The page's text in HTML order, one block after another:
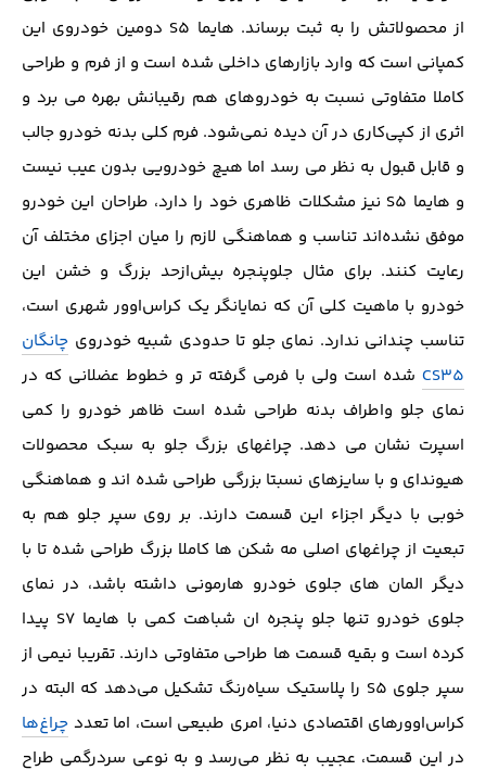
از محصولاتش را به ثبت برساند. هایما S5 دومین خودروی این
کمپانی است که وارد بازارهای داخلی شده است و از فرم و طراحی
کاملا متفاوتی نسبت به خودروهای هم رقیبانش بهره می برد و
اثری از کپی‌کاری در آن دیده نمی‌شود. فرم کلی بدنه خودرو جالب
و قابل قبول به نظر می رسد اما هیچ خودرویی بدون عیب نیست
و هایما S5 نیز مشکلات ظاهری خود را دارد، طراحان این خودرو
موفق نشده‌اند تناسب و هماهنگی لازم را میان اجزای مختلف آن
رعایت کنند. برای مثال جلوپنجره بیش‌ازحد بزرگ و خشن این
خودرو با ماهیت کلی آن که نمایانگر یک کراس‌اوور شهری است،
تناسب چندانی ندارد. نمای جلو تا حدودی شبیه خودروی چانگان
CS35 شده است ولی با فرمی گرفته تر و خطوط عضلانی که در
نمای جلو واطراف بدنه طراحی شده است ظاهر خودرو را کمی
اسپرت نشان می دهد. چراغهای بزرگ جلو به سبک محصولات
هیوندای و با سایزهای نسبتا بزرگی طراحی شده اند و هماهنگی
خوبی با دیگر اجزاء این قسمت دارند. بر روی سپر جلو هم به
تبعیت از چراغهای اصلی مه شکن ها کاملا بزرگ طراحی شده تا با
دیگر المان های جلوی خودرو هارمونی داشته باشد، در نمای
جلوی خودرو تنها جلو پنجره ان شباهت کمی با هایما S7 پیدا
کرده است و بقیه قسمت ها طراحی متفاوتی دارند. تقریبا نیمی از
سپر جلوی S5 را پلاستیک سیاه‌رنگ تشکیل می‌دهد که البته در
کراس‌اوورهای اقتصادی دنیا، امری طبیعی است، اما تعدد چراغ‌ها
در این قسمت، عجیب به نظر می‌رسد و به نوعی سردرگمی طراح